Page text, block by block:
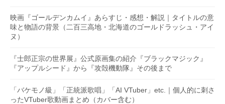
映画『ゴールデンカムイ』あらすじ・感想・解説｜タイトルの意
味と物語の背景（二百三高地・北海道のゴールドラッシュ・アイ
ヌ）
『士郎正宗の世界展』公式原画集の紹介『ブラックマジック』
『アップルシード』から『攻殻機動隊』その後まで
「バケモノ級」「正統派歌唱」「AI VTuber」etc.｜個人的に刺さ
ったVTuber歌動画まとめ（カバー含む）